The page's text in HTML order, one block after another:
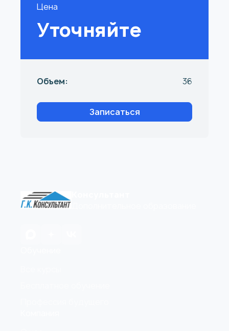
Цена
Уточняйте
Объем: 36
Записаться